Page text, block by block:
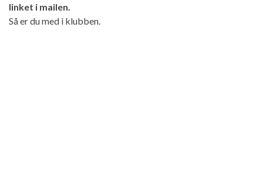
linket i mailen.
Så er du med i klubben.